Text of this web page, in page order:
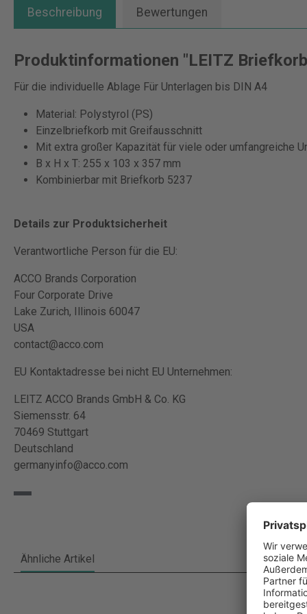
Beschreibung Bewertungen
Produktinformationen "LEITZ
Für die individuelle Ablage Für Unterlagen bis DIN A4
Material: Polystyrol (PS)
Einzelbriefkorb mit Greifausschnitt
Mit extra großer Kapazität für viele oder umfangreiche
B x H x T: 255 x 103 x 357 mm
Kombinierbar mit Briefkorb 5237
Details zur Produktsicherheit
Verantwortliche Person für die EU:
ACCO Brands Corporation
Four Corporate Drive
Lake Zurich, Illinois 60047
USA
contact@acco.com
EU Kontaktadresse bei nicht EU Unternehmen:
LEITZ ACCO Brands GmbH & Co. KG
Siemensstr. 64
70469 Stuttgart
Deutschland
germanyinfo@acco.com
Ähnliche Artikel